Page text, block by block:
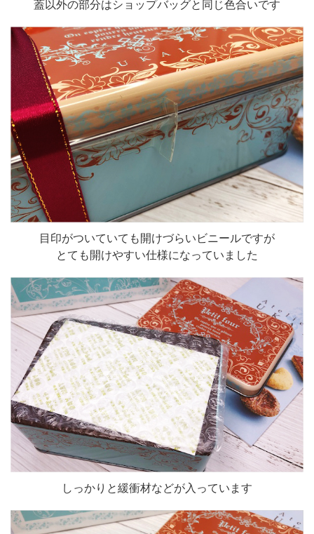
蓋以外の部分はショップバッグと同じ色合いです
目印がついていても開けづらいビニールですが
とても開けやすい仕様になっていました
しっかりと緩衝材などが入っています